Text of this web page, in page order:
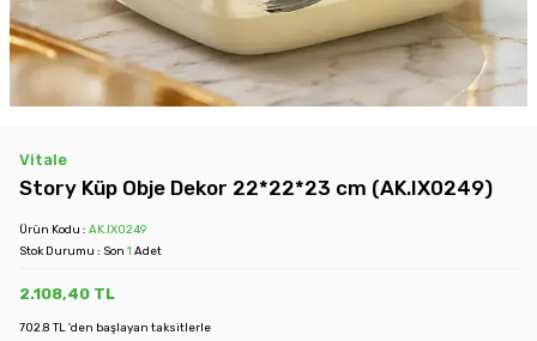
Vitale
Story Küp Obje Dekor 22*22*23 cm (AK.IX0249)
Ürün Kodu : AK.IX0249
Stok Durumu : Son 1 Adet
2.108,40 TL
702.8 TL 'den başlayan taksitlerle